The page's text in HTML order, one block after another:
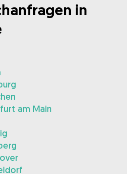
in
am Main